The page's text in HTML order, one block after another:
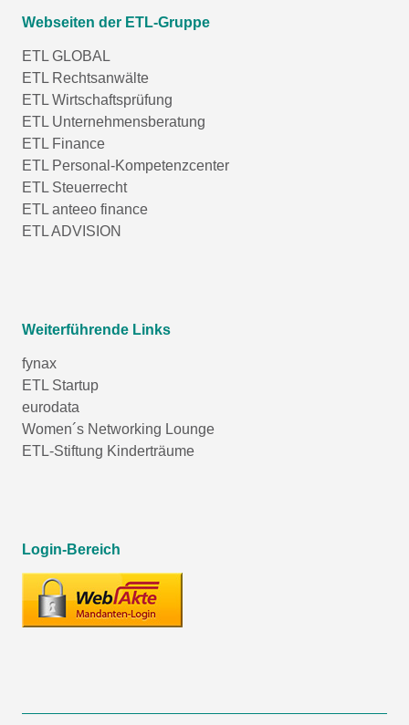
Webseiten der ETL-Gruppe
ETL GLOBAL
ETL Rechtsanwälte
ETL Wirtschaftsprüfung
ETL Unternehmensberatung
ETL Finance
ETL Personal-Kompetenzcenter
ETL Steuerrecht
ETL anteeo finance
ETL ADVISION
Weiterführende Links
fynax
ETL Startup
eurodata
Women´s Networking Lounge
ETL-Stiftung Kinderträume
Login-Bereich